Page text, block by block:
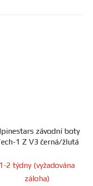
závodní boty
1 Z V3 černá/žlutá
1-2 týdny (vyžadována
záloha)